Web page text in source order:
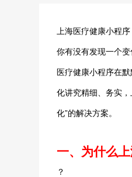
上海医疗健康小程
你有没有发现一个
医疗健康小程序在
化讲究精细、务实
化”的解决方案。
一、为什么
？